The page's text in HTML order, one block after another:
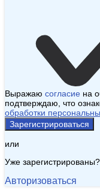
Выражаю согласие на
подтверждаю, что
обработки
Зарегистрироваться
или
Уже зарегистрированы?
Авторизоваться